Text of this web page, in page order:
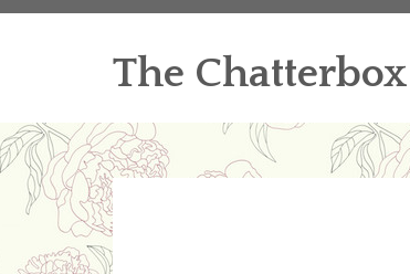
The Chatterbox